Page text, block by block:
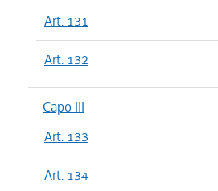
Art. 131
Art. 132
Capo III
Art. 133
Art. 134